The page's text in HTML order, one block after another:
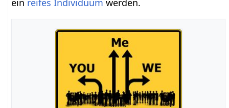
ein reifes Individuum werden.